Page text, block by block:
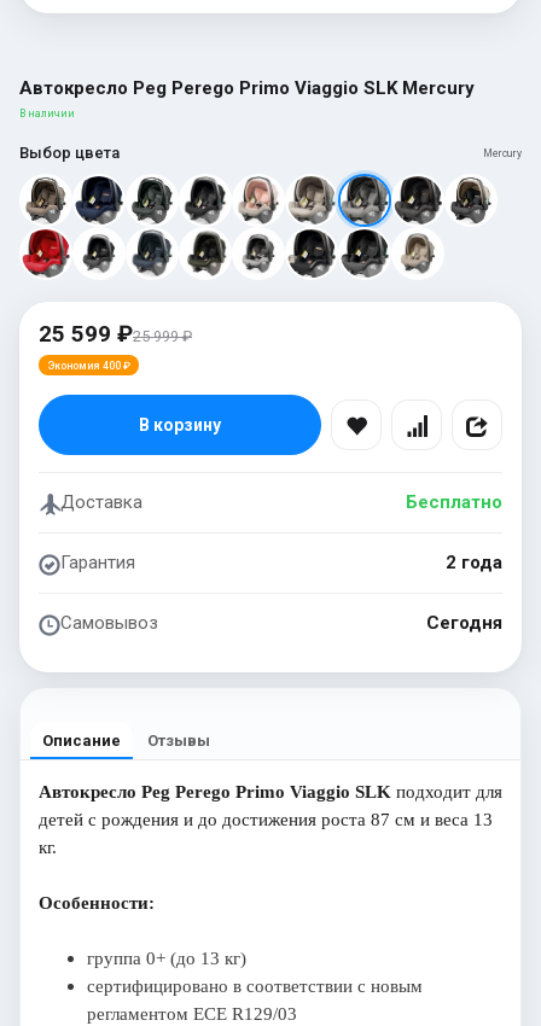
Автокресло Peg Perego Primo Viaggio SLK Mercury
В наличии
Выбор цвета Mercury
25 599 ₽25 999 ₽
Экономия 400 ₽
В корзину
Доставка Бесплатно
Гарантия 2 года
Самовывоз Сегодня
Описание Отзывы
Автокресло Peg Perego Primo Viaggio SLK подходит для
детей с рождения и до достижения роста 87 см и веса 13
кг.
Особенности:
группа 0+ (до 13 кг)
сертифицировано в соответствии с новым
регламентом ECE R129/03